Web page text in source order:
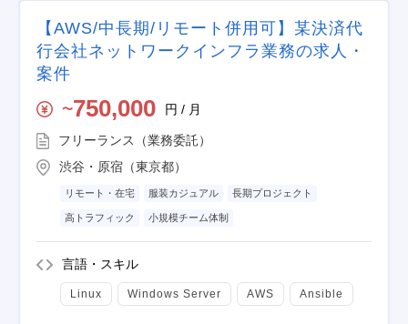
【AWS/中長期/リモート併用可】某決済代
行会社ネットワークインフラ業務の求人・
案件
〜750,000 円 / 月
フリーランス（業務委託）
渋谷・原宿（東京都）
リモート・在宅 服装カジュアル 長期プロジェクト
高トラフィック 小規模チーム体制
言語・スキル
Linux Windows Server AWS Ansible